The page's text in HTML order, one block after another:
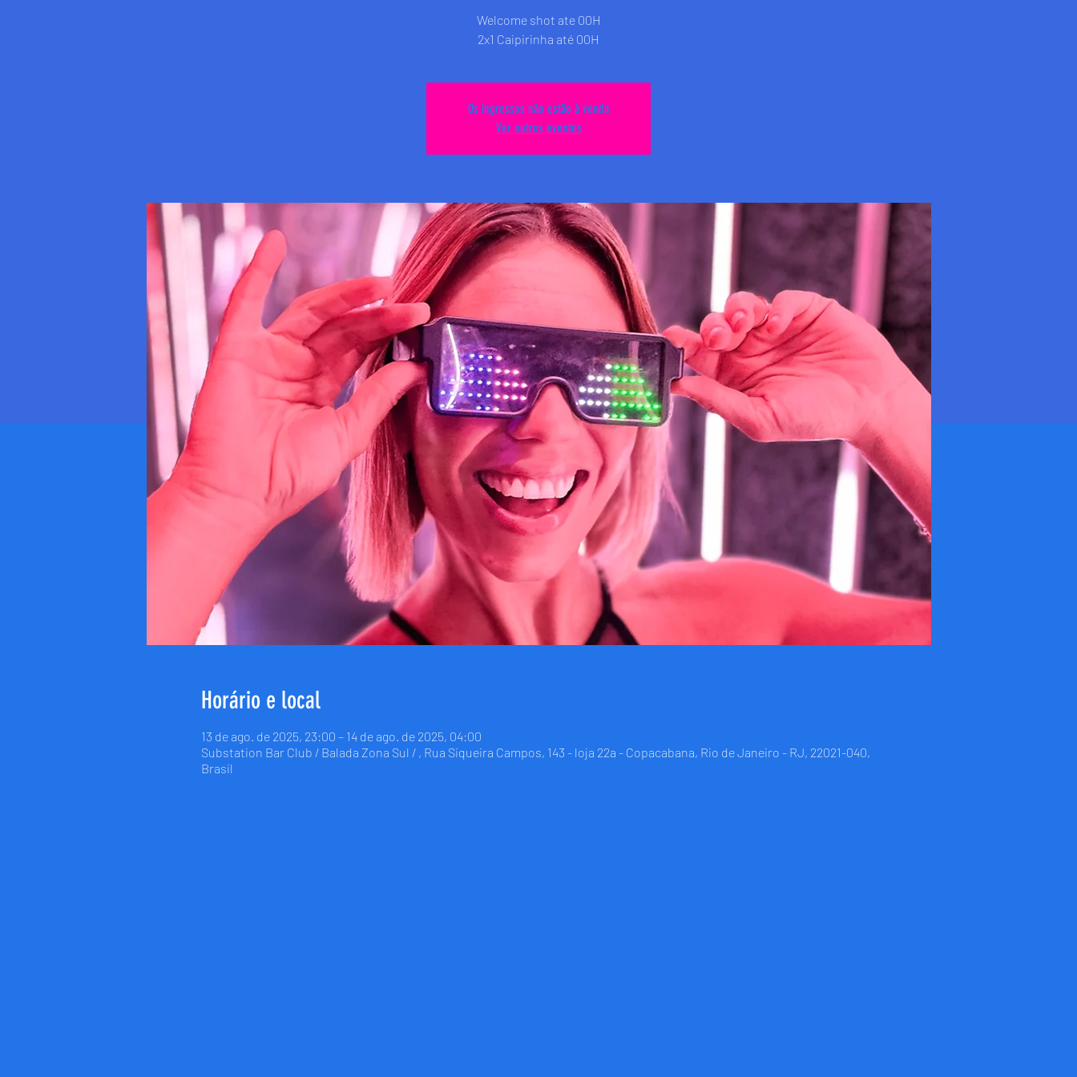
Welcome shot ate 00H
2x1 Caipirinha até 00H
Os ingressos não estão à venda
Ver outros eventos
Horário e local
13 de ago. de 2025, 23:00 – 14 de ago. de 2025, 04:00
Substation Bar Club / Balada Zona Sul / , Rua Siqueira Campos, 143 - loja 22a - Copacabana, Rio de Janeiro - RJ, 22021-040,
Brasil